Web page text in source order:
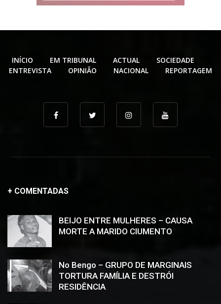
INÍCIO EM TRIBUNAL ACTUAL
SOCIEDADE
ENTREVISTA
OPINIÃO NACIONAL REPORTAGEM
+ COMENTADAS
BEIJO ENTRE MULHERES – CAUSA
MORTE A MARIDO CIUMENTO
No Bengo – GRUPO DE MARGINAIS
TORTURA FAMÍLIA E DESTRÓI
RESIDÊNCIA